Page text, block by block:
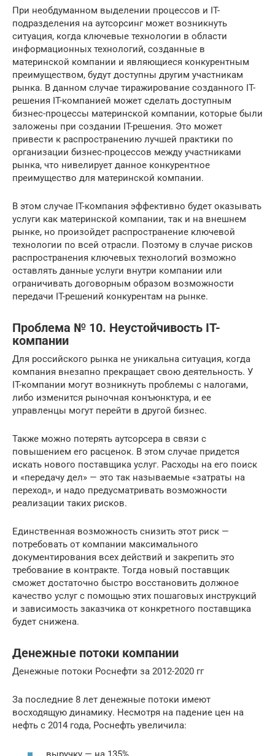
При необдуманном выделении процессов и IT-
подразделения на аутсорсинг может возникнуть
ситуация, когда ключевые технологии в области
информационных технологий, созданные в
материнской компании и являющиеся конкурентным
преимуществом, будут доступны другим участникам
рынка. В данном случае тиражирование созданного IT-
решения IT-компанией может сделать доступным
бизнес-процессы материнской компании, которые были
заложены при создании IT-решения. Это может
привести к распространению лучшей практики по
организации бизнес-процессов между участниками
рынка, что нивелирует данное конкурентное
преимущество для материнской компании.
В этом случае IT-компания эффективно будет оказывать
услуги как материнской компании, так и на внешнем
рынке, но произойдет распространение ключевой
технологии по всей отрасли. Поэтому в случае рисков
распространения ключевых технологий возможно
оставлять данные услуги внутри компании или
ограничивать договорным образом возможности
передачи IT-решений конкурентам на рынке.
Проблема № 10. Неустойчивость IT-
компании
Для российского рынка не уникальна ситуация, когда
компания внезапно прекращает свою деятельность. У
IT-компании могут возникнуть проблемы с налогами,
либо изменится рыночная конъюнктура, и ее
управленцы могут перейти в другой бизнес.
Также можно потерять аутсорсера в связи с
повышением его расценок. В этом случае придется
искать нового поставщика услуг. Расходы на его поиск
и «передачу дел» — это так называемые «затраты на
переход», и надо предусматривать возможности
реализации таких рисков.
Единственная возможность снизить этот риск —
потребовать от компании максимального
документирования всех действий и закрепить это
требование в контракте. Тогда новый поставщик
сможет достаточно быстро восстановить должное
качество услуг с помощью этих пошаговых инструкций
и зависимость заказчика от конкретного поставщика
будет снижена.
Денежные потоки компании
Денежные потоки Роснефти за 2012-2020 гг
За последние 8 лет денежные потоки имеют
восходящую динамику. Несмотря на падение цен на
нефть с 2014 года, Роснефть увеличила: